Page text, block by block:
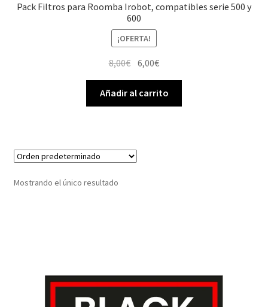
Pack Filtros para Roomba Irobot, compatibles serie 500 y
600
¡OFERTA!
8,00€ El
original
era:
6,00€El
actual
es:
Añadir al carrito
Mostrando el único resultado